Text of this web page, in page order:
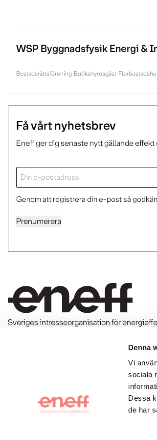
Denna
Vi
sociala
Dessa
de har
WSP Byggnadsfysik Energi &
Bostadsrättsförening Butikshyresgäst
Få vårt nyhetsbrev
Eneff ger dig senaste nytt gällande
E-
post
Genom att registrera din e-post så
Prenumerera
Sveriges intresseorganisation för
Följ oss